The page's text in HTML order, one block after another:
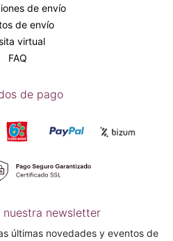
de envío
de envío
virtual
FAQ
de pago
nuestra newsletter
últimas novedades y eventos de